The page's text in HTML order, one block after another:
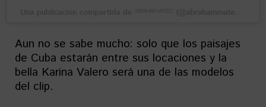
Aun no se sabe mucho: solo que los paisajes
de Cuba estarán entre sus locaciones y la
bella Karina Valero será una de las modelos
del clip.